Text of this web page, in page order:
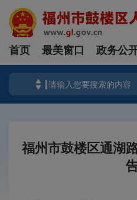
首页 最美窗口 政务公
福州市鼓楼区通湖